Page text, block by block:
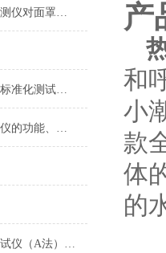
全自动呼吸器综合检测仪对面罩泄漏率的定量检测方法
织物透湿量测试仪的标准化测试方法与流程介绍
了解织物渗水性测试仪的功能、优势与行业应用
织物表面摩擦系数测试仪（A法） 检测准确
产
和
小
款
体
的